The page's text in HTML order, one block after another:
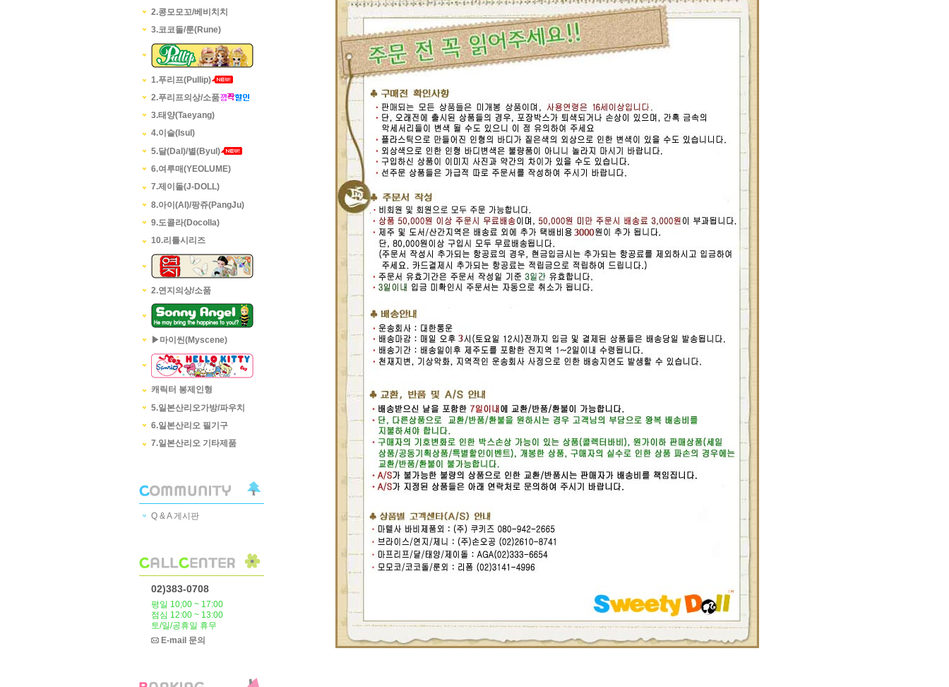
2.콩모모꼬/베비치치
3.코코돌/룬(Rune)
1.푸리프(Pullip)
2.푸리프의상/소품
3.태양(Taeyang)
4.이슬(Isul)
5.달(Dal)/별(Byul)
6.여루매(YEOLUME)
7.제이돌(J-DOLL)
8.아이(AI)/팡쥬(PangJu)
9.도콜라(Docolla)
10.리틀시리즈
2.연지의상/소품
▶마이씬(Myscene)
캐릭터 봉제인형
5.일본산리오가방/파우치
6.일본산리오 필기구
7.일본산리오 기타제품
Q & A 게시판
02)383-0708
평일 10;00 ~ 17:00
점심 12:00 ~ 13:00
토/일/공휴일 휴무
E-mail 문의